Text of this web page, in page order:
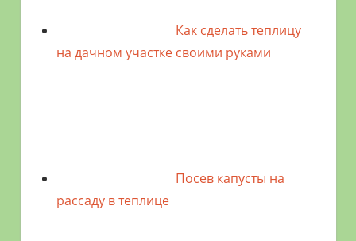
Как сделать теплицу
на дачном участке своими руками
Посев капусты на
рассаду в теплице